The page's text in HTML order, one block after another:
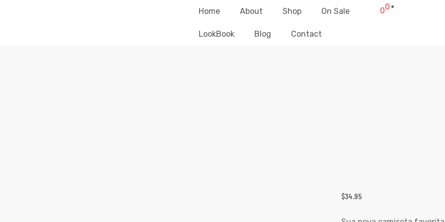
Home About Shop On Sale
LookBook Blog Contact
00
$34.95